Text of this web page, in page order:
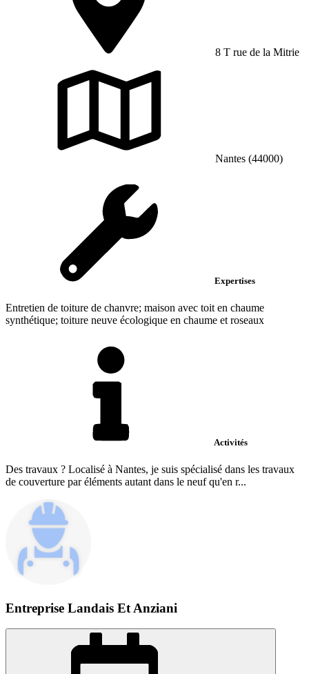
8 T rue de la Mitrie
Nantes (44000)
Expertises
Entretien de toiture de chanvre; maison avec toit en chaume
synthétique; toiture neuve écologique en chaume et roseaux
Activités
Des travaux ? Localisé à Nantes, je suis spécialisé dans les travaux
de couverture par éléments autant dans le neuf qu'en r...
Entreprise Landais Et Anziani